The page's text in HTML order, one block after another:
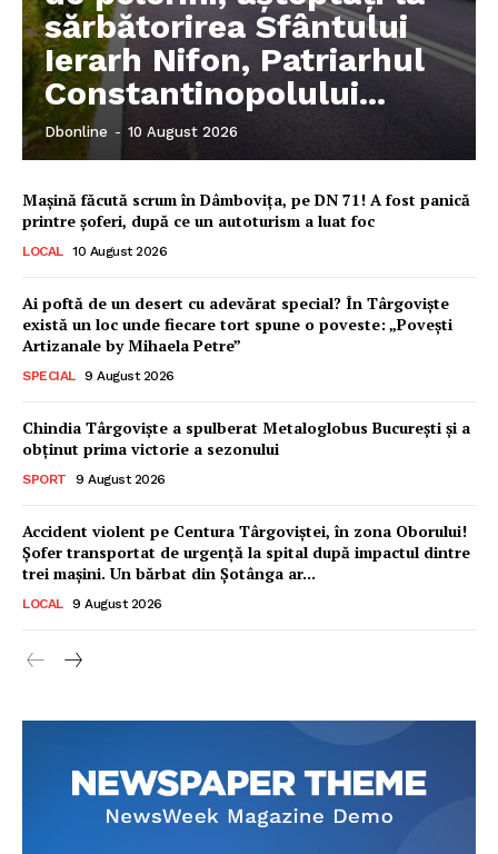
sărbătorirea Sfântului
Ierarh Nifon, Patriarhul
Constantinopolului...
Dbonline - 10 August 2026
Mașină făcută scrum în Dâmbovița, pe DN 71! A fost panică
printre șoferi, după ce un autoturism a luat foc
LOCAL 10 August 2026
Ai poftă de un desert cu adevărat special? În Târgoviște
există un loc unde fiecare tort spune o poveste: „Povești
Artizanale by Mihaela Petre”
SPECIAL 9 August 2026
Chindia Târgoviște a spulberat Metaloglobus București și a
obținut prima victorie a sezonului
SPORT 9 August 2026
Accident violent pe Centura Târgoviștei, în zona Oborului!
Șofer transportat de urgență la spital după impactul dintre
trei mașini. Un bărbat din Șotânga ar...
LOCAL 9 August 2026